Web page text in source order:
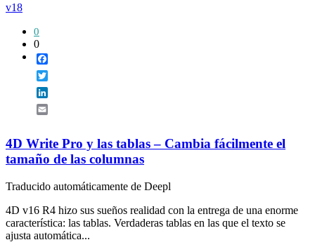
v18
0
0
4D Write Pro y las tablas – Cambia fácilmente el
tamaño de las columnas
Traducido automáticamente de Deepl
4D v16 R4 hizo sus sueños realidad con la entrega de una enorme
característica: las tablas. Verdaderas tablas en las que el texto se
ajusta automática...